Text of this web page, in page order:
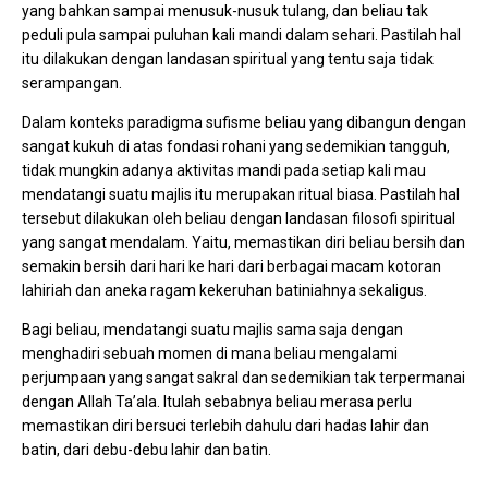
yang bahkan sampai menusuk-nusuk tulang, dan beliau tak
peduli pula sampai puluhan kali mandi dalam sehari. Pastilah hal
itu dilakukan dengan landasan spiritual yang tentu saja tidak
serampangan.
Dalam konteks paradigma sufisme beliau yang dibangun dengan
sangat kukuh di atas fondasi rohani yang sedemikian tangguh,
tidak mungkin adanya aktivitas mandi pada setiap kali mau
mendatangi suatu majlis itu merupakan ritual biasa. Pastilah hal
tersebut dilakukan oleh beliau dengan landasan filosofi spiritual
yang sangat mendalam. Yaitu, memastikan diri beliau bersih dan
semakin bersih dari hari ke hari dari berbagai macam kotoran
lahiriah dan aneka ragam kekeruhan batiniahnya sekaligus.
Bagi beliau, mendatangi suatu majlis sama saja dengan
menghadiri sebuah momen di mana beliau mengalami
perjumpaan yang sangat sakral dan sedemikian tak terpermanai
dengan Allah Ta’ala. Itulah sebabnya beliau merasa perlu
memastikan diri bersuci terlebih dahulu dari hadas lahir dan
batin, dari debu-debu lahir dan batin.